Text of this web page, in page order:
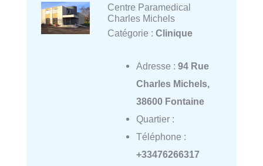
Centre Paramedical
Charles Michels
Catégorie : Clinique
Adresse : 94 Rue
Charles Michels,
38600 Fontaine
Quartier :
Téléphone :
+33476266317